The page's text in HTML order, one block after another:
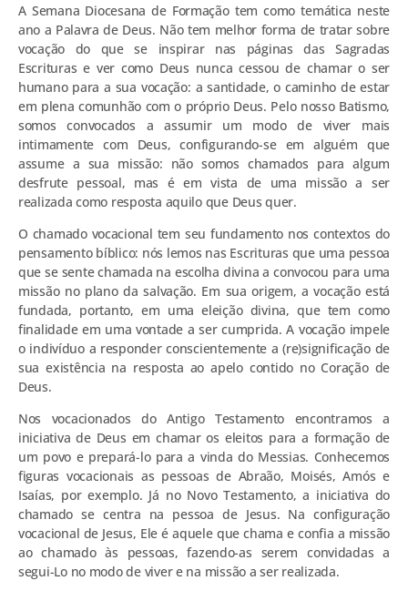
A Semana Diocesana de Formação tem como temática neste
ano a Palavra de Deus. Não tem melhor forma de tratar sobre
vocação do que se inspirar nas páginas das Sagradas
Escrituras e ver como Deus nunca cessou de chamar o ser
humano para a sua vocação: a santidade, o caminho de estar
em plena comunhão com o próprio Deus. Pelo nosso Batismo,
somos convocados a assumir um modo de viver mais
intimamente com Deus, configurando-se em alguém que
assume a sua missão: não somos chamados para algum
desfrute pessoal, mas é em vista de uma missão a ser
realizada como resposta aquilo que Deus quer.
O chamado vocacional tem seu fundamento nos contextos do
pensamento bíblico: nós lemos nas Escrituras que uma pessoa
que se sente chamada na escolha divina a convocou para uma
missão no plano da salvação. Em sua origem, a vocação está
fundada, portanto, em uma eleição divina, que tem como
finalidade em uma vontade a ser cumprida. A vocação impele
o indivíduo a responder conscientemente a (re)significação de
sua existência na resposta ao apelo contido no Coração de
Deus.
Nos vocacionados do Antigo Testamento encontramos a
iniciativa de Deus em chamar os eleitos para a formação de
um povo e prepará-lo para a vinda do Messias. Conhecemos
figuras vocacionais as pessoas de Abraão, Moisés, Amós e
Isaías, por exemplo. Já no Novo Testamento, a iniciativa do
chamado se centra na pessoa de Jesus. Na configuração
vocacional de Jesus, Ele é aquele que chama e confia a missão
ao chamado às pessoas, fazendo-as serem convidadas a
segui-Lo no modo de viver e na missão a ser realizada.